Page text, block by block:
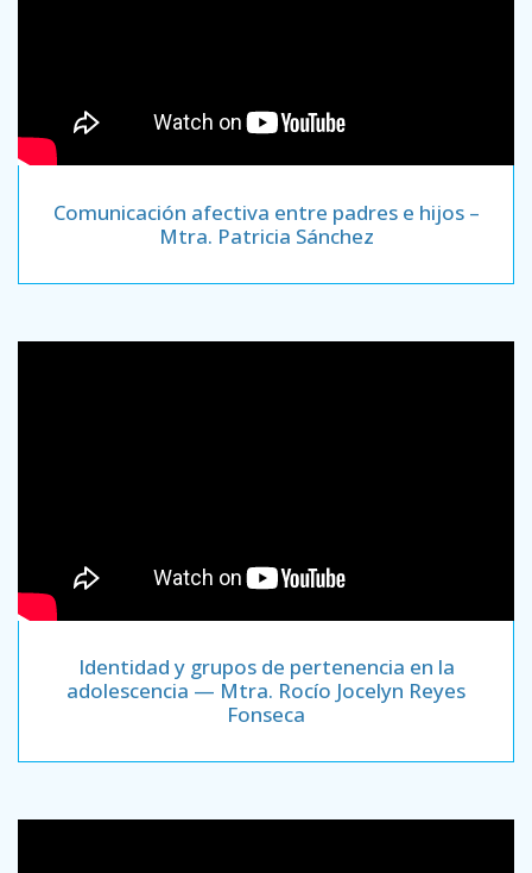
Comunicación afectiva entre padres e hijos –
Mtra. Patricia Sánchez
Identidad y grupos de pertenencia en la
adolescencia — Mtra. Rocío Jocelyn Reyes
Fonseca